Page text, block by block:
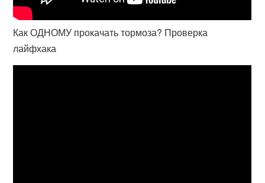
Как ОДНОМУ прокачать тормоза? Проверка
лайфхака